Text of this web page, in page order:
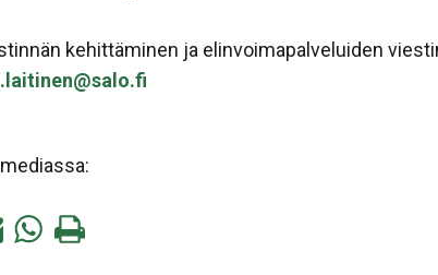
kehittäminen ja elinvoimapalveluiden
Jaa Tulosta